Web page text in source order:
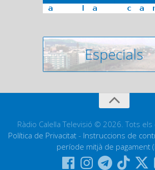
Ràdio Calella Televisió © 2026. Tots
Política de Privacitat - Instruccions de
període mitjà de pagament